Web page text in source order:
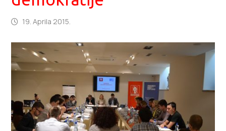
19. Aprila 2015.